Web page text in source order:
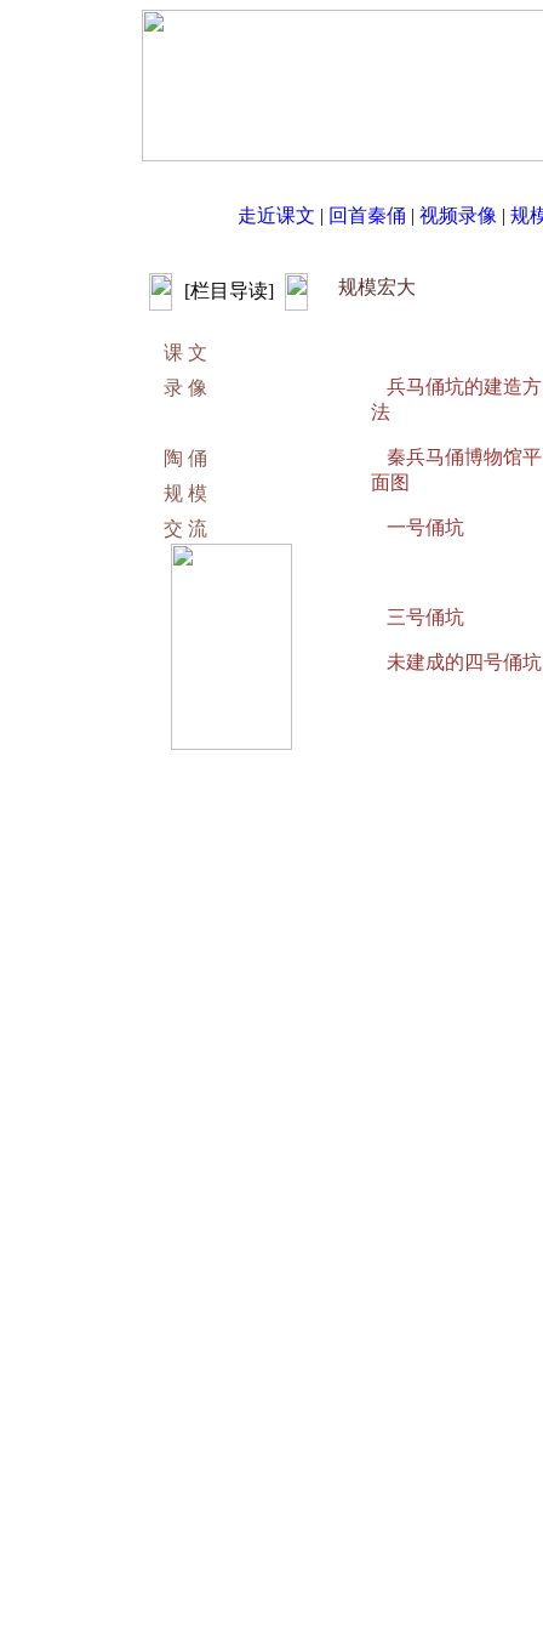
走近课文 | 回首秦俑 | 视频录像 | 规
[栏目导读]
课 文
录 像
陶 俑
规 模
交 流
规模宏大
兵马俑坑的建造方
法
秦兵马俑博物馆平
面图
一号俑坑
三号俑坑
未建成的四号俑坑